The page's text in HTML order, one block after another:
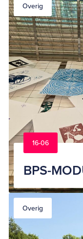
Overig
16-06
BPS-
Overig